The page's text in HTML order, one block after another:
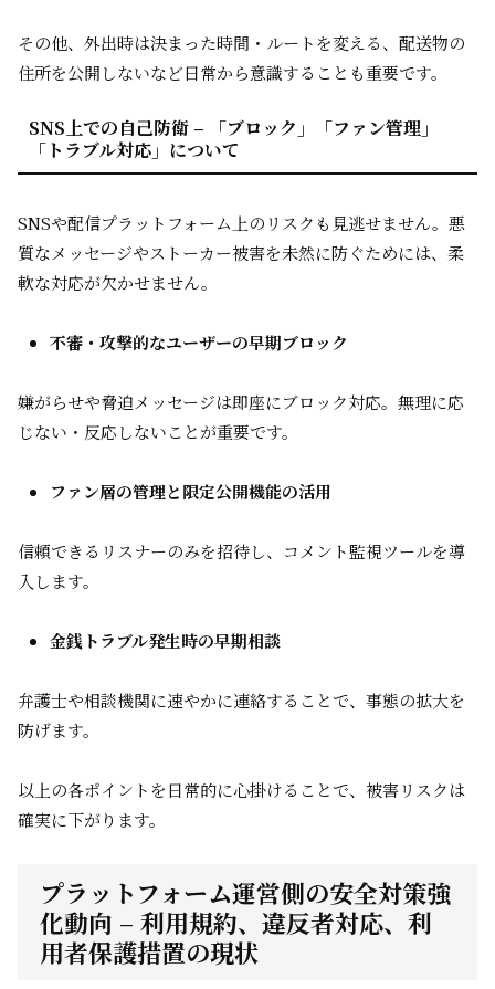
その他、外出時は決まった時間・ルートを変える、配送物の
住所を公開しないなど日常から意識することも重要です。
SNS上での自己防衛 – 「ブロック」「ファン管理」
「トラブル対応」について
SNSや配信プラットフォーム上のリスクも見逃せません。悪
質なメッセージやストーカー被害を未然に防ぐためには、柔
軟な対応が欠かせません。
不審・攻撃的なユーザーの早期ブロック
嫌がらせや脅迫メッセージは即座にブロック対応。無理に応
じない・反応しないことが重要です。
ファン層の管理と限定公開機能の活用
信頼できるリスナーのみを招待し、コメント監視ツールを導
入します。
金銭トラブル発生時の早期相談
弁護士や相談機関に速やかに連絡することで、事態の拡大を
防げます。
以上の各ポイントを日常的に心掛けることで、被害リスクは
確実に下がります。
プラットフォーム運営側の安全対策強
化動向 – 利用規約、違反者対応、利
用者保護措置の現状